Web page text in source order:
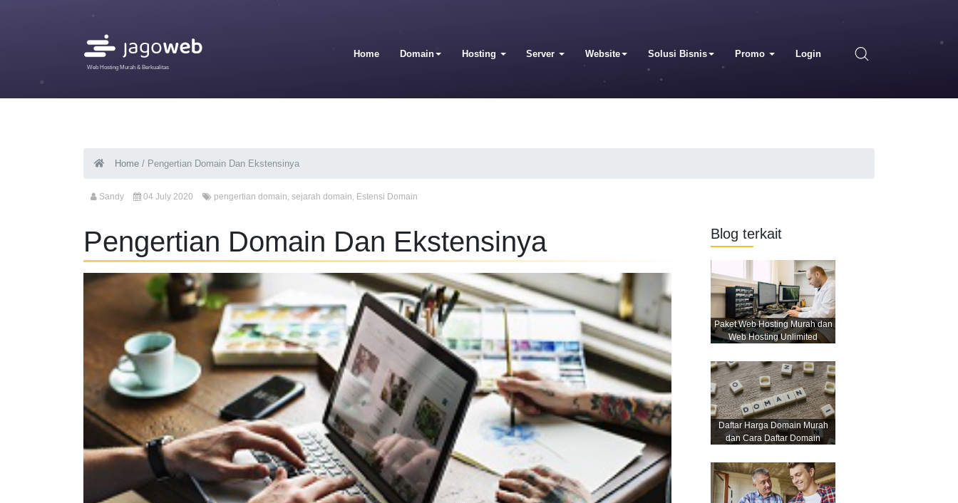
Web Hosting Murah & Berkualitas
Home Domain Hosting Server Website Solusi Bisnis Promo Login
Home / Pengertian Domain Dan Ekstensinya
Sandy 04 July 2020 pengertian domain, sejarah domain, Estensi Domain
Pengertian Domain Dan Ekstensinya Blog terkait
Paket Web Hosting Murah dan
Web Hosting Unlimited
Daftar Harga Domain Murah
dan Cara Daftar Domain